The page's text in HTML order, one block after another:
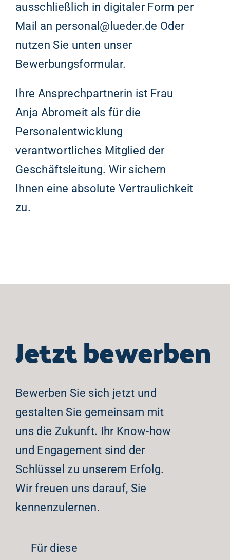
ausschließlich in digitaler Form per
Mail an personal@lueder.de Oder
nutzen Sie unten unser
Bewerbungsformular.
Ihre Ansprechpartnerin ist Frau
Anja Abromeit als für die
Personalentwicklung
verantwortliches Mitglied der
Geschäftsleitung. Wir sichern
Ihnen eine absolute Vertraulichkeit
zu.
Jetzt bewerben
Bewerben Sie sich jetzt und
gestalten Sie gemeinsam mit
uns die Zukunft. Ihr Know-how
und Engagement sind der
Schlüssel zu unserem Erfolg.
Wir freuen uns darauf, Sie
kennenzulernen.
Für diese